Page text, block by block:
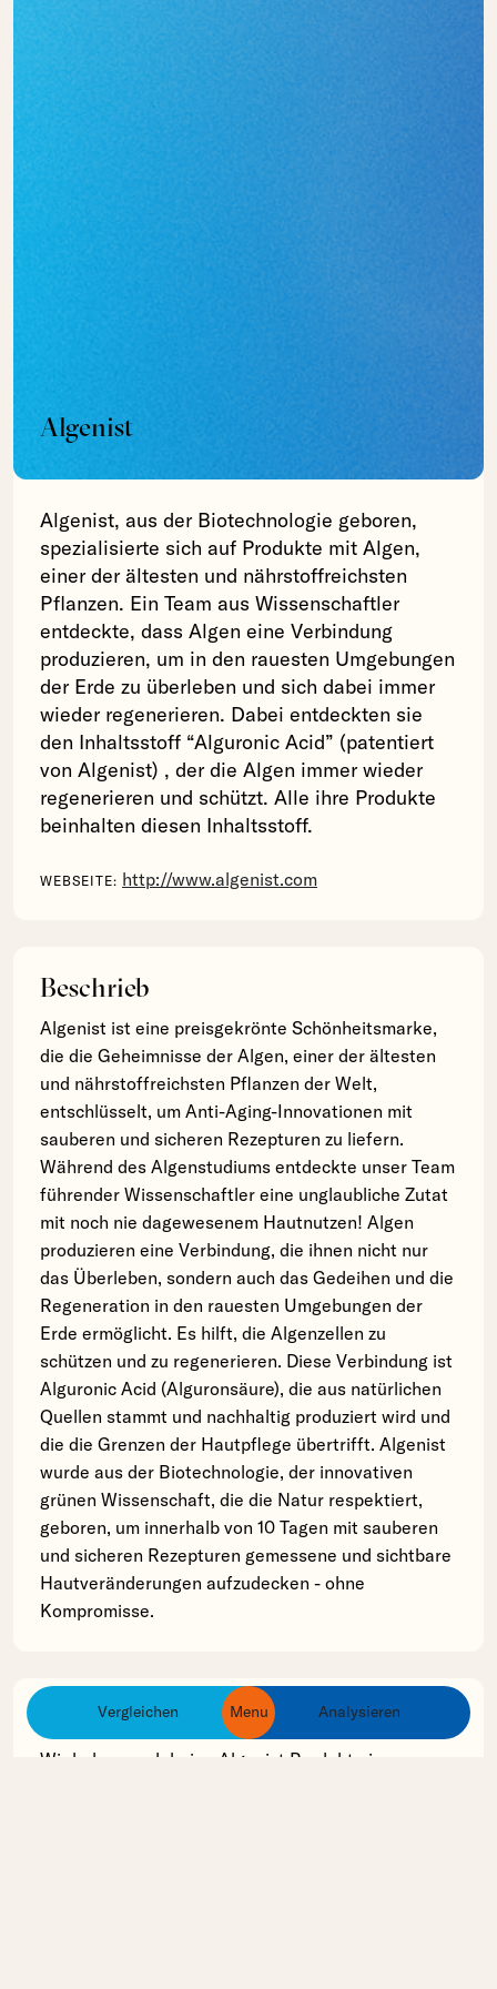
Vergleichen Menu Analysieren
ingredients
products
brands
Algenist
Algenist, aus der Biotechnologie geboren,
spezialisierte sich auf Produkte mit Algen,
einer der ältesten und nährstoffreichsten
Pflanzen. Ein Team aus Wissenschaftler
entdeckte, dass Algen eine Verbindung
produzieren, um in den rauesten Umgebungen
der Erde zu überleben und sich dabei immer
wieder regenerieren. Dabei entdeckten sie
den Inhaltsstoff “Alguronic Acid” (patentiert
von Algenist) , der die Algen immer wieder
regenerieren und schützt. Alle ihre Produkte
beinhalten diesen Inhaltsstoff.
WEBSEITE: http://www.algenist.com
Beschrieb
Algenist ist eine preisgekrönte Schönheitsmarke,
die die Geheimnisse der Algen, einer der ältesten
und nährstoffreichsten Pflanzen der Welt,
entschlüsselt, um Anti-Aging-Innovationen mit
sauberen und sicheren Rezepturen zu liefern.
Während des Algenstudiums entdeckte unser Team
führender Wissenschaftler eine unglaubliche Zutat
mit noch nie dagewesenem Hautnutzen! Algen
produzieren eine Verbindung, die ihnen nicht nur
das Überleben, sondern auch das Gedeihen und die
Regeneration in den rauesten Umgebungen der
Erde ermöglicht. Es hilft, die Algenzellen zu
schützen und zu regenerieren. Diese Verbindung ist
Alguronic Acid (Alguronsäure), die aus natürlichen
Quellen stammt und nachhaltig produziert wird und
die die Grenzen der Hautpflege übertrifft. Algenist
wurde aus der Biotechnologie, der innovativen
grünen Wissenschaft, die die Natur respektiert,
geboren, um innerhalb von 10 Tagen mit sauberen
und sicheren Rezepturen gemessene und sichtbare
Hautveränderungen aufzudecken - ohne
Kompromisse.
Inhaltsstoff Analyse
Wir haben noch keine Algenist Produkte in unserer